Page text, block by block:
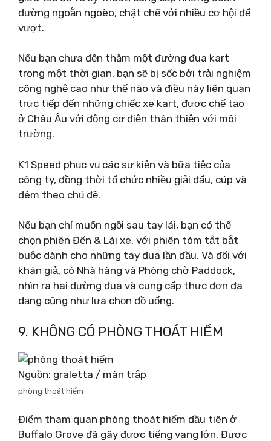
đường ngoằn ngoèo, chặt chẽ với nhiều cơ hội để
vượt.
Nếu bạn chưa đến thăm một đường đua kart
trong một thời gian, bạn sẽ bị sốc bởi trải nghiệm
công nghệ cao như thế nào và điều này liên quan
trực tiếp đến những chiếc xe kart, được chế tạo
ở Châu Âu với động cơ điện thân thiện với môi
trường.
K1 Speed ​​phục vụ các sự kiện và bữa tiệc của
công ty, đồng thời tổ chức nhiều giải đấu, cúp và
đêm theo chủ đề.
Nếu bạn chỉ muốn ngồi sau tay lái, bạn có thể
chọn phiên Đến & Lái xe, với phiên tóm tắt bắt
buộc dành cho những tay đua lần đầu. Và đối với
khán giả, có Nhà hàng và Phòng chờ Paddock,
nhìn ra hai đường đua và cung cấp thực đơn đa
dạng cũng như lựa chọn đồ uống.
9. KHÔNG CÓ PHÒNG THOÁT HIỂM
Nguồn: graletta / màn trập
phòng thoát hiểm
Điểm tham quan phòng thoát hiểm đầu tiên ở
Buffalo Grove đã gây được tiếng vang lớn. Được